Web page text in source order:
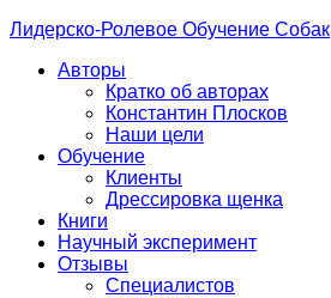
Лидерско-Ролевое Обучение Собак
Авторы
Кратко об авторах
Константин Плосков
Наши цели
Обучение
Клиенты
Дрессировка щенка
Книги
Научный эксперимент
Отзывы
Специалистов